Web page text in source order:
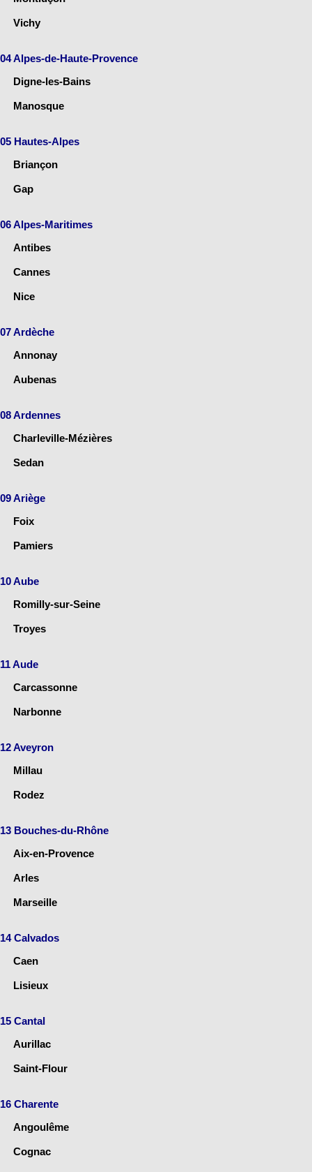
Vichy
04 Alpes-de-Haute-Provence
Digne-les-Bains
Manosque
05 Hautes-Alpes
Briançon
Gap
06 Alpes-Maritimes
Antibes
Cannes
Nice
07 Ardèche
Annonay
Aubenas
08 Ardennes
Charleville-Mézières
Sedan
09 Ariège
Foix
Pamiers
10 Aube
Romilly-sur-Seine
Troyes
11 Aude
Carcassonne
Narbonne
12 Aveyron
Millau
Rodez
13 Bouches-du-Rhône
Aix-en-Provence
Arles
Marseille
14 Calvados
Caen
Lisieux
15 Cantal
Aurillac
Saint-Flour
16 Charente
Angoulême
Cognac